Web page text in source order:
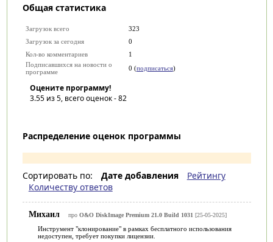
Общая статистика
Загрузок всего
323
Загрузок за сегодня
0
Кол-во комментариев
1
Подписавшихся на новости о
программе
0 (подписаться)
Оцените программу!
3.55из 5, всего оценок -82
Распределение оценок программы
Сортировать по: Дате добавления
Рейтингу
Количеству ответов
Михаил про O&O DiskImage Premium 21.0 Build 1031 [25-05-2025]
Инструмент "клонирование" в рамках бесплатного использования
недоступен, требует покупки лицензии.